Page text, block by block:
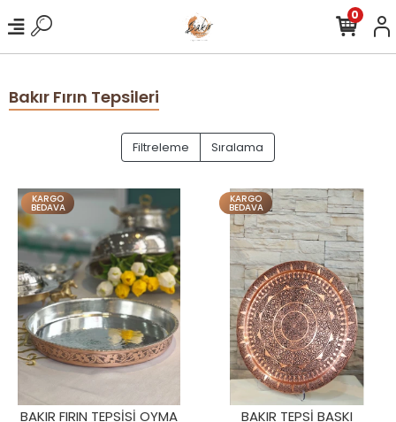
0
Bakır Fırın Tepsileri
Filtreleme Sıralama
KARGO
BEDAVA
BAKIR FIRIN TEPSİSİ OYMA
KARGO
BEDAVA
BAKIR TEPSİ BASKI